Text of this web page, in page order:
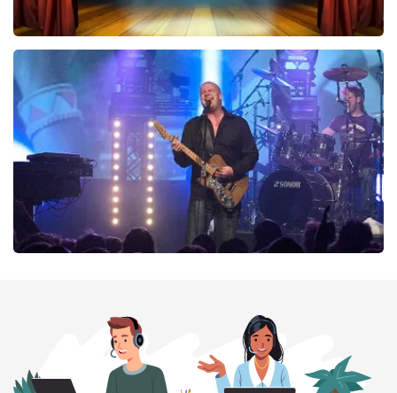
40 45 De Musical
420laatste 30 minuten
BESTEL NU
BESTEL NU